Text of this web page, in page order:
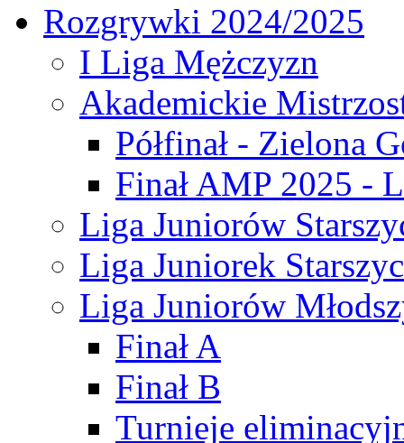
Rozgrywki 2024/2025
I Liga Mężczyzn
Akademickie
Półfinał - Zielona
Finał AMP 2025 -
Liga Juniorów
Liga Juniorek
Liga Juniorów
Finał A
Finał B
Turnieje